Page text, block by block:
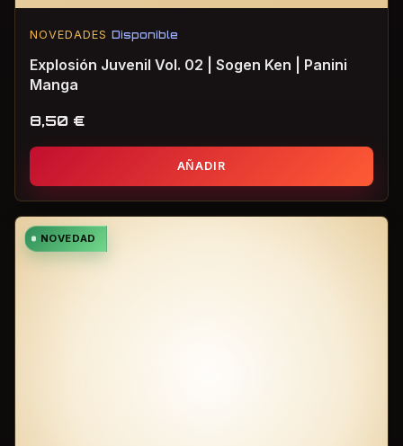
NOVEDADES Disponible
Explosión Juvenil Vol. 02 | Sogen Ken | Panini
Manga
8,50 €
AÑADIR
NOVEDAD